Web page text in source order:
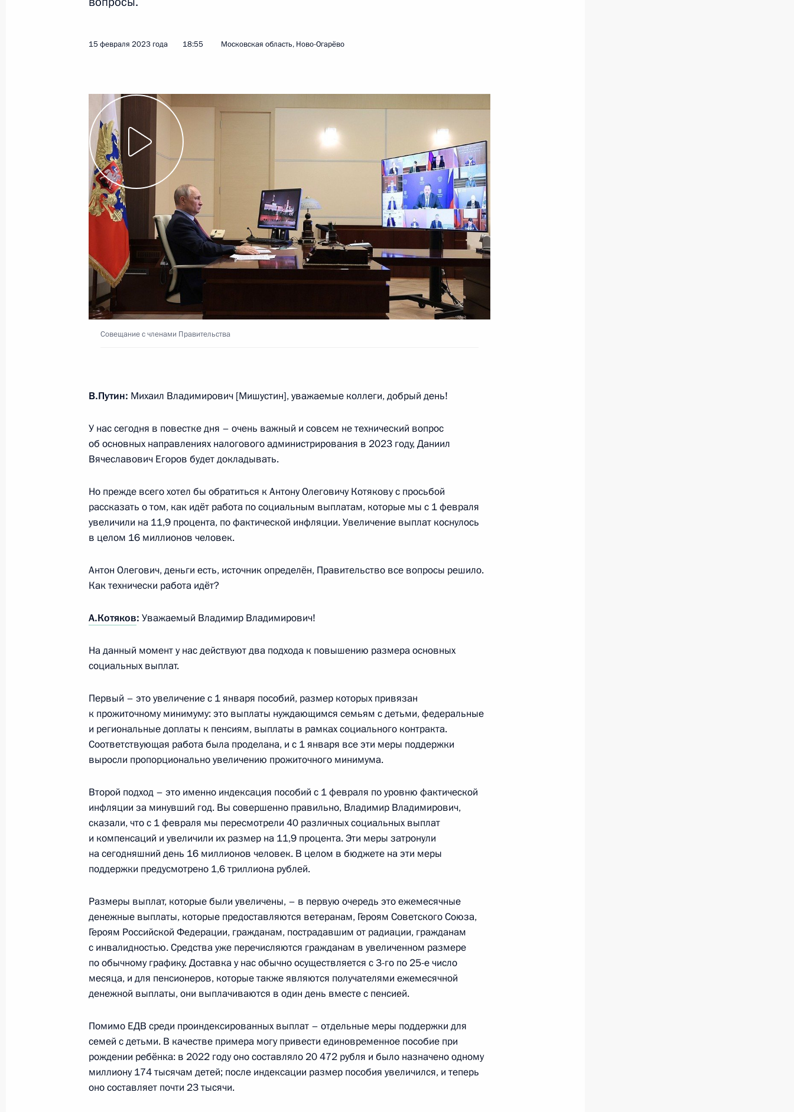
28 февраля 2023 года, 18:10
налогообложения и о предотвращении уклонения от уплаты
налогов
28 февраля 2023 года, 18:05
Внесены изменения в часть вторую Налогового кодекса
23 февраля 2023 года, 19:00
В Налоговый кодекс внесены изменения в части установления
размера госпошлины за выдачу и переоформление
разрешительных документов в сфере оборота охотничьего
и иного оружия
налогообложения добычи многокомпонентных комплексных руд
17 февраля 2023 года, 14:20
Совещание с членами Правительства
15 февраля 2023 года, 18:55
Упрощён порядок декларирования доходов для региональных
6 февраля 2023 года, 11:10
Применение нулевой ставки НДС в отношении услуг по перевозке
пассажиров пригородным железнодорожным транспортом
продлено до 31 декабря 2034 года
27 января 2023 года, 10:25
Внесены изменения в статьи 181 и 193 части второй
Налогового кодекса
27 января 2023 года, 10:00
Внесено изменение в статью 217 части второй Налогового
кодекса
29 декабря 2022 года, 19:50
«Гознак» и аффинажные заводы освобождены от уплаты НДС при
29 декабря 2022 года, 17:55
Усовершенствована система оплаты нотариальных действий
15 февраля 2023 года 18:55 Московская область, Ново-Огарёво
Совещание с членами Правительства
В.Путин: Михаил Владимирович [Мишустин], уважаемые коллеги, добрый день!
У нас сегодня в повестке дня – очень важный и совсем не технический вопрос
об основных направлениях налогового администрирования в 2023 году, Даниил
Вячеславович Егоров будет докладывать.
Но прежде всего хотел бы обратиться к Антону Олеговичу Котякову с просьбой
рассказать о том, как идёт работа по социальным выплатам, которые мы с 1 февраля
увеличили на 11,9 процента, по фактической инфляции. Увеличение выплат коснулось
в целом 16 миллионов человек.
Антон Олегович, деньги есть, источник определён, Правительство все вопросы решило.
Как технически работа идёт?
А.Котяков: Уважаемый Владимир Владимирович!
На данный момент у нас действуют два подхода к повышению размера основных
социальных выплат.
Первый – это увеличение с 1 января пособий, размер которых привязан
к прожиточному минимуму: это выплаты нуждающимся семьям с детьми, федеральные
и региональные доплаты к пенсиям, выплаты в рамках социального контракта.
Соответствующая работа была проделана, и с 1 января все эти меры поддержки
выросли пропорционально увеличению прожиточного минимума.
Второй подход – это именно индексация пособий с 1 февраля по уровню фактической
инфляции за минувший год. Вы совершенно правильно, Владимир Владимирович,
сказали, что с 1 февраля мы пересмотрели 40 различных социальных выплат
и компенсаций и увеличили их размер на 11,9 процента. Эти меры затронули
на сегодняшний день 16 миллионов человек. В целом в бюджете на эти меры
поддержки предусмотрено 1,6 триллиона рублей.
Размеры выплат, которые были увеличены, – в первую очередь это ежемесячные
денежные выплаты, которые предоставляются ветеранам, Героям Советского Союза,
Героям Российской Федерации, гражданам, пострадавшим от радиации, гражданам
с инвалидностью. Средства уже перечисляются гражданам в увеличенном размере
по обычному графику. Доставка у нас обычно осуществляется с 3-го по 25-е число
месяца, и для пенсионеров, которые также являются получателями ежемесячной
денежной выплаты, они выплачиваются в один день вместе с пенсией.
Помимо ЕДВ среди проиндексированных выплат – отдельные меры поддержки для
семей с детьми. В качестве примера могу привести единовременное пособие при
рождении ребёнка: в 2022 году оно составляло 20 472 рубля и было назначено одному
миллиону 174 тысячам детей; после индексации размер пособия увеличился, и теперь
оно составляет почти 23 тысячи.